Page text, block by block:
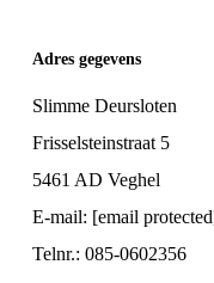
Adres gegevens
Slimme Deursloten
Frisselsteinstraat 5
5461 AD Veghel
E-mail: [email
Telnr.: 085-0602356